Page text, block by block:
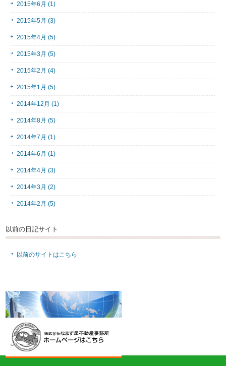
2015年6月 (1)
2015年5月 (3)
2015年4月 (5)
2015年3月 (5)
2015年2月 (4)
2015年1月 (5)
2014年12月 (1)
2014年8月 (5)
2014年7月 (1)
2014年6月 (1)
2014年4月 (3)
2014年3月 (2)
2014年2月 (5)
以前の日記サイト
以前のサイトはこちら